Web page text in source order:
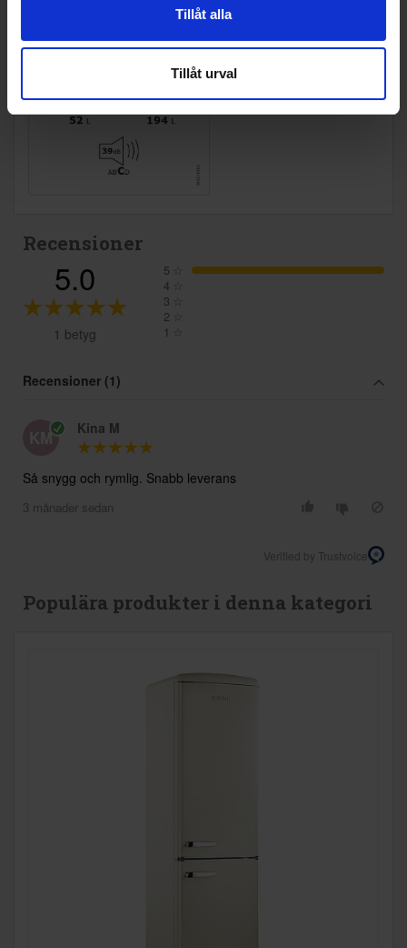
Tillåt alla
Tillåt urval
Recensioner
5.0
1 betyg
5
4
3
2
1
Recensioner (1)
KM Kina M
Så snygg och rymlig. Snabb leverans
3 månader sedan
Verified by Trustvoice
Populära produkter i denna kategori